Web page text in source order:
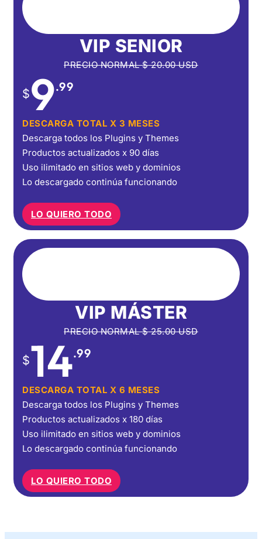
VIP SENIOR
PRECIO NORMAL$20.00USD
$9.99
DESCARGA TOTAL X 3 MESES
Descarga todos los Plugins y Themes
Productos actualizados x 90 días
Uso ilimitado en sitios web y dominios
Lo descargado continúa funcionando
LO QUIERO TODO
VIP MÁSTER
PRECIO NORMAL$25.00USD
$14.99
DESCARGA TOTAL X 6 MESES
Descarga todos los Plugins y Themes
Productos actualizados x 180 días
Uso ilimitado en sitios web y dominios
Lo descargado continúa funcionando
LO QUIERO TODO